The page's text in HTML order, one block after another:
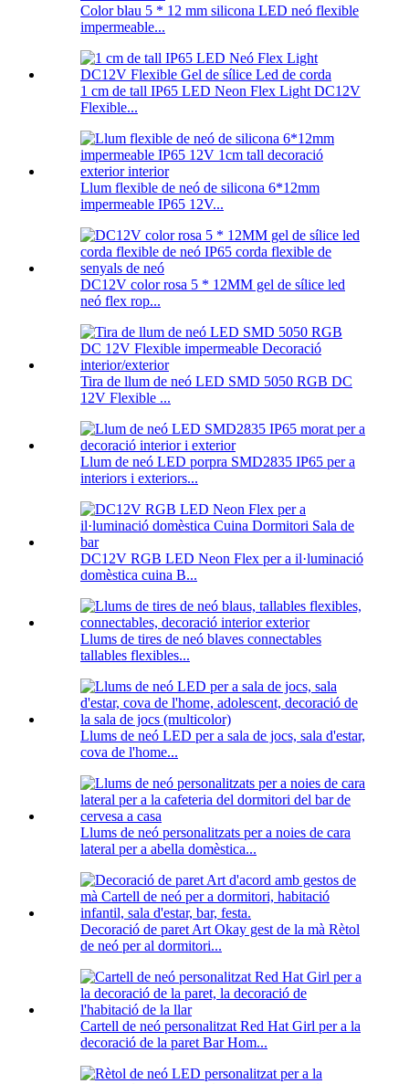
Color blau 5 * 12 mm silicona LED neó flexible
impermeable...
1 cm de tall IP65 LED Neon Flex Light DC12V
Flexible...
Llum flexible de neó de silicona 6*12mm
impermeable IP65 12V...
DC12V color rosa 5 * 12MM gel de sílice led
neó flex rop...
Tira de llum de neó LED SMD 5050 RGB DC
12V Flexible ...
Llum de neó LED porpra SMD2835 IP65 per a
interiors i exteriors...
DC12V RGB LED Neon Flex per a il·luminació
domèstica cuina B...
Llums de tires de neó blaves connectables
tallables flexibles...
Llums de neó LED per a sala de jocs, sala d'estar,
cova de l'home...
Llums de neó personalitzats per a noies de cara
lateral per a abella domèstica...
Decoració de paret Art Okay gest de la mà Rètol
de neó per al dormitori...
Cartell de neó personalitzat Red Hat Girl per a la
decoració de la paret Bar Hom...